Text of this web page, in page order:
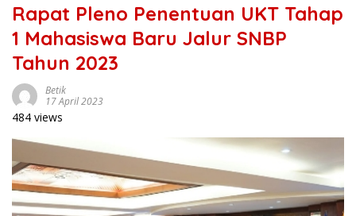
Rapat Pleno Penentuan UKT Tahap
1 Mahasiswa Baru Jalur SNBP
Tahun 2023
Betik
17 April 2023
484 views